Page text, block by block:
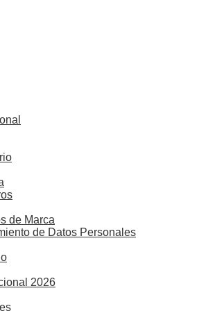
de Marca
de Datos Personales
2026